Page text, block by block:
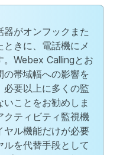
がオンフックまた
きに、電話機にメ
。Webex Callingとお
帯域幅への影響を
要以上に多くの監
ことをお勧めしま
クティビティ監視機
ヤル機能だけが必要
を代替手段として